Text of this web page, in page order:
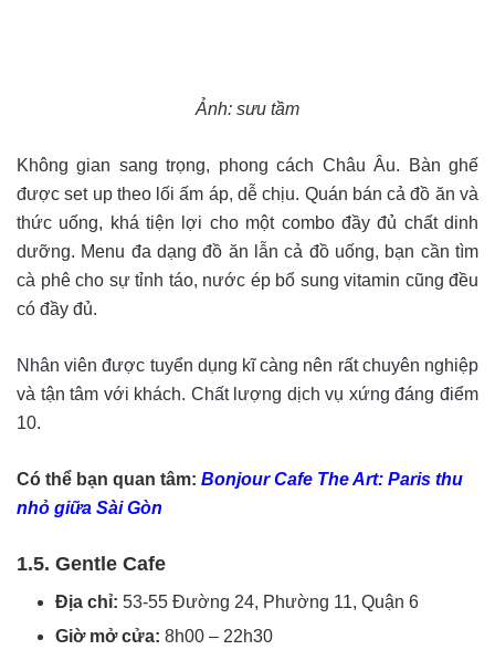
Ảnh: sưu tầm
Không gian sang trọng, phong cách Châu Âu. Bàn ghế
được set up theo lối ấm áp, dễ chịu. Quán bán cả đồ ăn và
thức uống, khá tiện lợi cho một combo đầy đủ chất dinh
dưỡng. Menu đa dạng đồ ăn lẫn cả đồ uống, bạn cần tìm
cà phê cho sự tỉnh táo, nước ép bổ sung vitamin cũng đều
có đầy đủ.
Nhân viên được tuyển dụng kĩ càng nên rất chuyên nghiệp
và tận tâm với khách. Chất lượng dịch vụ xứng đáng điểm
10.
Có thể bạn quan tâm: Bonjour Cafe The Art: Paris thu
nhỏ giữa Sài Gòn
1.5. Gentle Cafe
Địa chỉ: 53-55 Đường 24, Phường 11, Quận 6
Giờ mở cửa: 8h00 – 22h30